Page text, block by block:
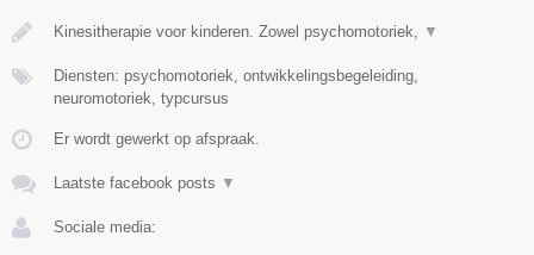
Kinesitherapie voor kinderen. Zowel psychomotoriek, ▼
Diensten: psychomotoriek, ontwikkelingsbegeleiding,
neuromotoriek, typcursus
Er wordt gewerkt op afspraak.
Laatste facebook posts ▼
Sociale media: